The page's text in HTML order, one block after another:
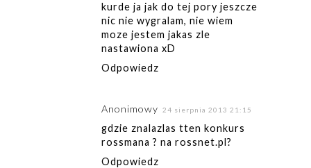
kurde ja jak do tej pory jeszcze
nic nie wygralam, nie wiem
moze jestem jakas zle
nastawiona xD
Odpowiedz
Anonimowy 24 sierpnia 2013 21:15
gdzie znalazlas tten konkurs
rossmana ? na rossnet.pl?
Odpowiedz